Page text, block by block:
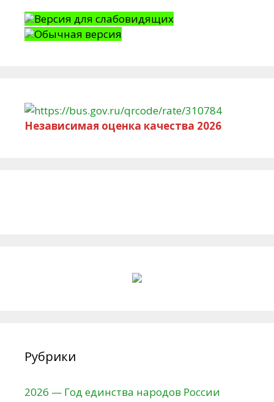
Версия для слабовидящих
Обычная версия
Независимая оценка качества 2026
Рубрики
2026 — Год единства народов России